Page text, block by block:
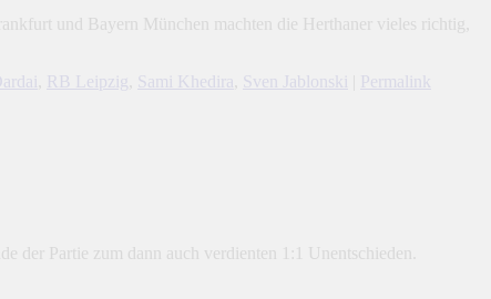
und Bayern München machten die Herthaner vieles richtig,
RB Leipzig Sami Khedira Sven Jablonski
Permalink
Partie zum dann auch verdienten 1:1 Unentschieden.